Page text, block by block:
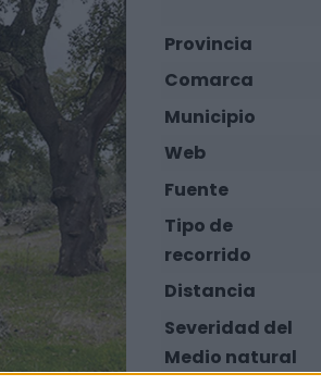
Provincia
Comarca
Municipio
Web
Fuente
Tipo de
recorrido
Distancia
Severidad del
Medio natural